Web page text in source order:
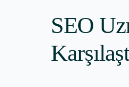
SEO